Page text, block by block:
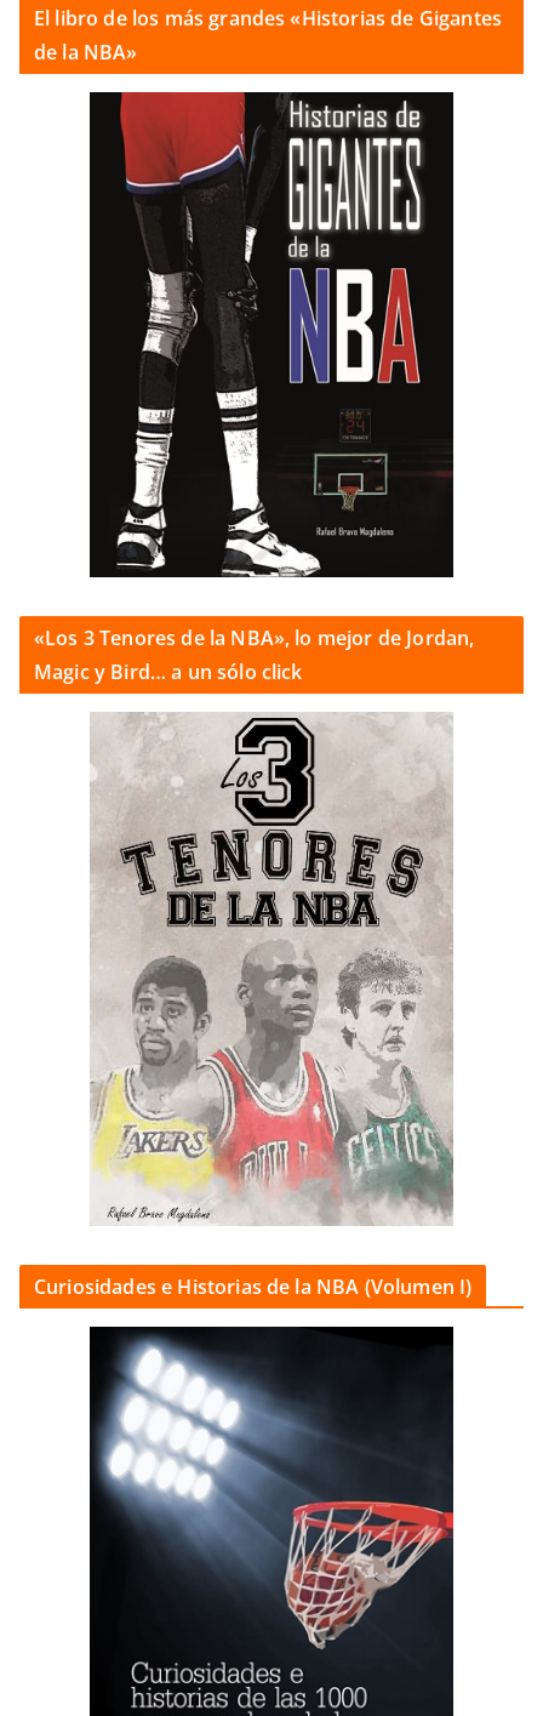
El libro de los más grandes «Historias de Gigantes
de la NBA»
«Los 3 Tenores de la NBA», lo mejor de Jordan,
Magic y Bird… a un sólo click
Curiosidades e Historias de la NBA (Volumen I)